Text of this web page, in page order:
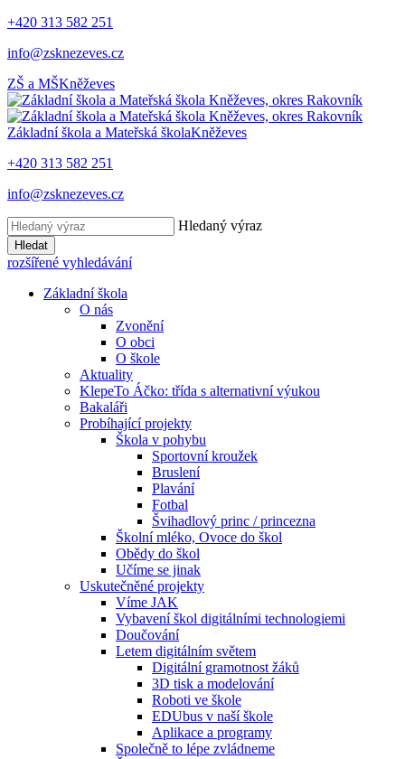
+420 313 582 251
info@zsknezeves.cz
ZŠ a MŠKněževes
Základní škola a Mateřská školaKněževes
+420 313 582 251
info@zsknezeves.cz
Hledaný výraz
Hledat
rozšířené vyhledávání
Základní škola
O nás
Zvonění
O obci
O škole
Aktuality
KlepeTo Áčko: třída s alternativní výukou
Bakaláři
Probíhající projekty
Škola v pohybu
Sportovní kroužek
Bruslení
Plavání
Fotbal
Švihadlový princ / princezna
Školní mléko, Ovoce do škol
Obědy do škol
Učíme se jinak
Uskutečněné projekty
Víme JAK
Vybavení škol digitálními technologiemi
Doučování
Letem digitálním světem
Digitální gramotnost žáků
3D tisk a modelování
Roboti ve škole
EDUbus v naší škole
Aplikace a programy
Společně to lépe zvládneme